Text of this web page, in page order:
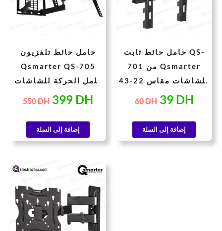
حامل حائط تلفزيون
Qsmarter QS-705
كامل الحركة للشاشات
550DH 399 DH
إضافة إلى السلة
حامل حائط ثابت QS-
701 من Qsmarter
للشاشات مقاس 22-43
بوصة
60DH 39 DH
إضافة إلى السلة
السعر
هو:
290 DH.
السعر
الحالي
هو: